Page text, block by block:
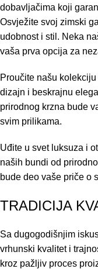
dobavljačima koji
Osvježite svoj zimski
udobnost i stil. Neka
vaša prva opcija za
Proučite našu
dizajn i beskrajnu
prirodnog krzna bude
svim prilikama.
Uđite u svet luksuza i
naših bundi od
bude deo vaše priče o
TRADICIJA
Sa dugogodišnjim
vrhunski kvalitet i
kroz pažljiv proces